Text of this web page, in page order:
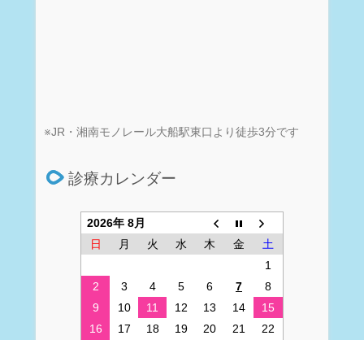
※JR・湘南モノレール大船駅東口より徒歩3分です
診療カレンダー
2026年 8月
日
月 火 水 木 金
土
1
2
3 4 5 6 7
8
9
10 11 12 13 14
15
16
17 18 19 20 21 22